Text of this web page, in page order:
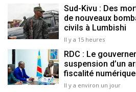
Sud-Kivu : Des
de nouveaux
civils à Lumbishi
Il y a 15 heures
RDC : Le
suspension d’un
fiscalité numérique
Il y a environ un jour